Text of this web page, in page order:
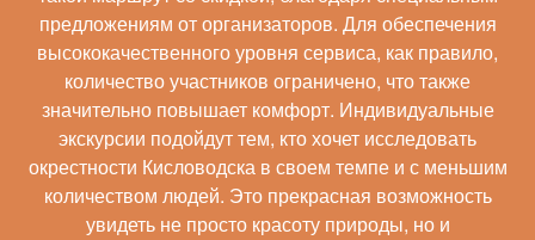
предложениям от организаторов. Для обеспечения
высококачественного уровня сервиса, как правило,
количество участников ограничено, что также
значительно повышает комфорт. Индивидуальные
экскурсии подойдут тем, кто хочет исследовать
окрестности Кисловодска в своем темпе и с меньшим
количеством людей. Это прекрасная возможность
увидеть не просто красоту природы, но и